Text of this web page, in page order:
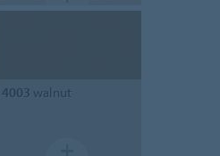
4003 walnut